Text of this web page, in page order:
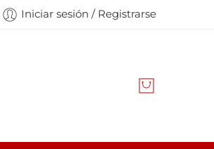
Iniciar sesión / Registrarse